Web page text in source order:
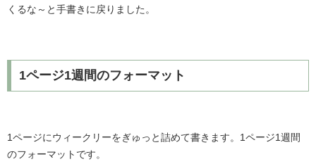
くるな～と手書きに戻りました。
1ページ1週間のフォーマット
1ページにウィークリーをぎゅっと詰めて書きます。1ページ1週間
のフォーマットです。